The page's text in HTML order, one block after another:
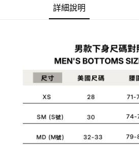
2.基於同意付款使用「大哥付你分期」之契約
資料（包含姓名、電話或地址）提供予台灣大
後付繳納相關費用。
※ 交易是否成功請以「AFTEE先享後付 」之
１．透過由恩沛科技股份有限公司提供之「
權轉讓予恩沛科技股份有限公司。
https://aftee.tw/terms/#terms3
３．未成年的使用者請事先徵得法定代理人或
「AFTEE先享後付」，若未經同意申辦者引起
任。
時審查核予不同之上限額度；若仍有額度不足
京站台北店客服中心(1F星巴克旁) 即日
詳細說明